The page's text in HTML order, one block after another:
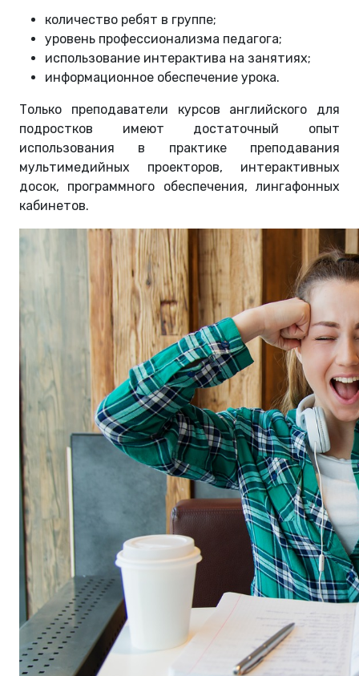
количество ребят в группе;
уровень профессионализма педагога;
использование интерактива на занятиях;
информационное обеспечение урока.
Только преподаватели курсов английского для
подростков имеют достаточный опыт
использования в практике преподавания
мультимедийных проекторов, интерактивных
досок, программного обеспечения, лингафонных
кабинетов.